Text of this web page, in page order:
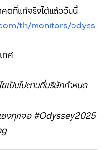
ตที่แท้จริงได้แล้ววันนี้
th/monitors/odyss
ทศ
เป็นไปตามที่บริษัทกำหนด
ซงทุกจอ #Odyssey2025